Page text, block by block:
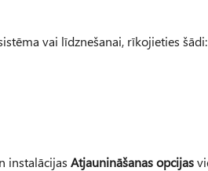
vai līdznešanai, rīkojieties šādi:
instalācijas Atjaunināšanas opcijas